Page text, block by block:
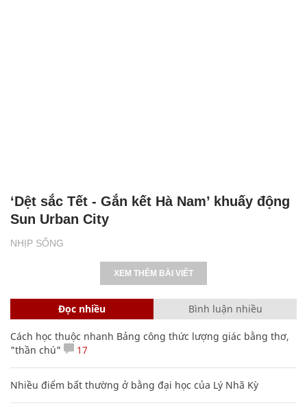
NHỊP SỐNG
‘Dệt sắc Tết - Gắn kết Hà Nam’ khuấy động
Sun Urban City
XEM THÊM BÀI VIẾT
Đọc nhiều Bình luận nhiều
Cách học thuộc nhanh Bảng công thức lượng giác bằng thơ,
"thần chú"
17
Nhiều điểm bất thường ở bằng đại học của Lý Nhã Kỳ